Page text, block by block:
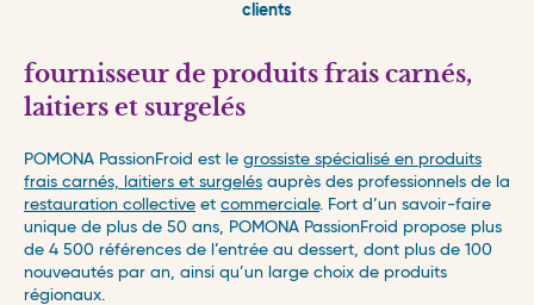
clients
fournisseur de produits frais carnés,
laitiers et surgelés
POMONA PassionFroid est le grossiste spécialisé en produits
frais carnés, laitiers et surgelés auprès des professionnels de la
restauration collective et commerciale. Fort d’un savoir-faire
unique de plus de 50 ans, POMONA PassionFroid propose plus
de 4 500 références de l’entrée au dessert, dont plus de 100
nouveautés par an, ainsi qu’un large choix de produits
régionaux.